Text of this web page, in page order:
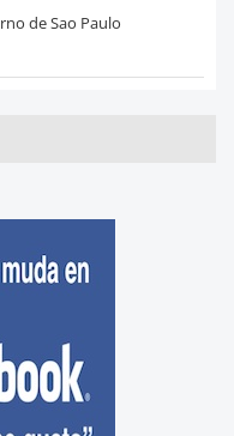
de Sao Paulo